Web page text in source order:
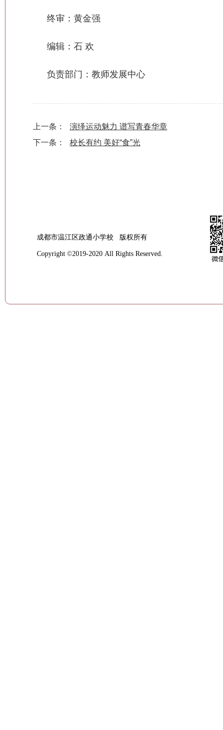
终审：黄金强
编辑：石 欢
负责部门：教师发展中心
上一条：
演绎运动魅力 谱写青春华章
下一条：
校长有约 美好“食”光
成都市温江区政通小学校 版权所有
Copyright ©2019-2020 All Rights Reserved.